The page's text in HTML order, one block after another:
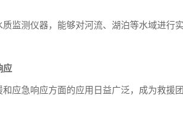
质监测仪器，能够对河流、湖泊等水域进行
应
应急响应方面的应用日益广泛，成为救援